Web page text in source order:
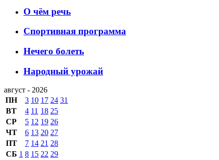
О чём речь
Спортивная программа
Нечего болеть
Народный урожай
август - 2026
ПН
3 10 17 24 31
ВТ
4 11 18 25
СР
5 12 19 26
ЧТ
6 13 20 27
ПТ
7 14 21 28
СБ 1 8 15 22 29